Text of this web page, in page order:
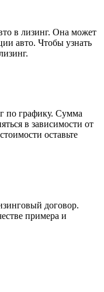
в лизинг. Она может
авто. Чтобы узнать
по графику. Сумма
в зависимости от
оставьте
договор.
примера и